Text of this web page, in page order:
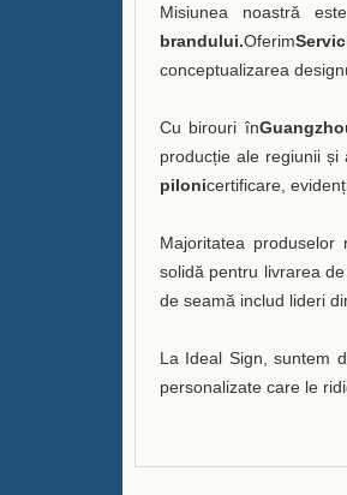
Misiunea noastră
brandului.Oferim
conceptualizarea
Cu birouri în
producție ale regiunii
pilonicertificare,
Majoritatea
solidă pentru livrarea
de seamă includ lideri
La Ideal Sign, suntem
personalizate care le